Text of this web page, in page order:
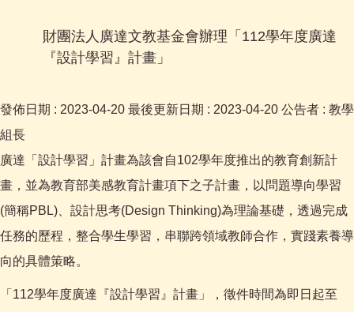
財團法人廣達文教基金會辦理「112學年度廣達
『設計學習』計畫」
發佈日期 : 2023-04-20 最後更新日期 : 2023-04-20 公告者 : 教學
組長
廣達「設計學習」計畫為該會自102學年度推出的教育創新計
畫，並為教育部美感教育計畫項下之子計畫，以問題導向學習
(簡稱PBL)、設計思考(Design Thinking)為理論基礎，透過完成
任務的歷程，整合學生學習，串聯跨領域教師合作，實踐素養導
向的具體策略。
「112學年度廣達『設計學習』計畫」，徵件時間為即日起至